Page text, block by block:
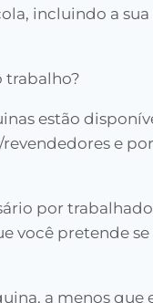
incluindo a
trabalho?
estão
e
por
você pretende
a menos